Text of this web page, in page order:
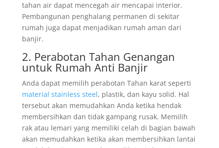
tahan air dapat mencegah air mencapai interior.
Pembangunan penghalang permanen di sekitar
rumah juga dapat menjadikan rumah aman dari
banjir.
2. Perabotan Tahan Genangan
untuk Rumah Anti Banjir
Anda dapat memilih perabotan Tahan karat seperti
material stainless steel, plastik, dan kayu solid. Hal
tersebut akan memudahkan Anda ketika hendak
membersihkan dan tidak gampang rusak. Memilih
rak atau lemari yang memiliki celah di bagian bawah
akan memudahkan ketika akan membersihkan lantai